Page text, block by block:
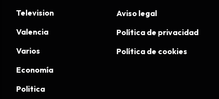
Television
Valencia
Varios
Economía
Politica
Aviso legal
Política de privacidad
Política de cookies